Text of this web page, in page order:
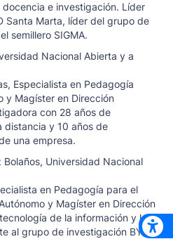
e investigación. Líder
Santa Marta, líder del grupo de
semillero SIGMA.
Nacional Abierta y a
Especialista en Pedagogía
y Magíster en Dirección
con 28 años de
distancia y 10 años de
una empresa.
Bolaños, Universidad Nacional
en Pedagogía para el
y Magíster en Dirección
de la información y la
al grupo de investigación BYTE